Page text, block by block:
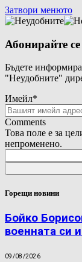
Затвори менюто
Абонирайте
Бъдете
"Неудобните"
Имейл*
Comments
Това поле е за
непроменено.
Горещи новини
Бойко
военната си
09/08/2026